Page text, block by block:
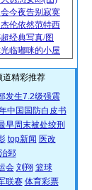
道精彩推荐
发生7.2级强震
中国国防白皮书
早周末被处绞刑
top新闻 医改
郅
会 刘翔 篮球
联赛 体育彩票